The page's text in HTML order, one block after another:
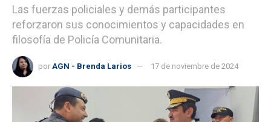
Las fuerzas policiales y demás participantes
reforzaron sus conocimientos y capacidades en
filosofía de Policía Comunitaria.
por AGN - Brenda Larios 17 de noviembre de 2024